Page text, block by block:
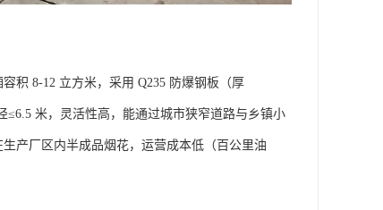
积 8-12 立方米，采用 Q235 防爆钢板（厚
米，灵活性高，能通过城市狭窄道路与乡镇小
产厂区内半成品烟花，运营成本低（百公里油